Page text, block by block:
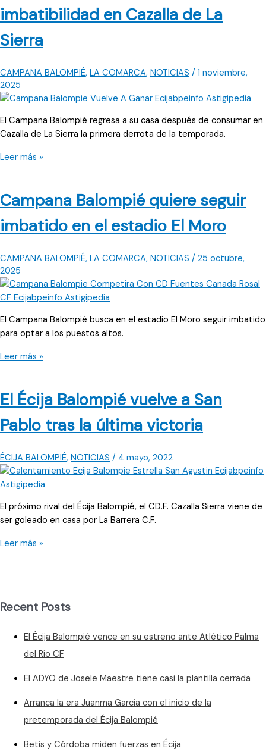
Rosal
imbatibilidad en Cazalla de La
Sierra
CAMPANA BALOMPIÉ, LA COMARCA, NOTICIAS / 1 noviembre,
2025
El Campana Balompié regresa a su casa después de consumar en
Cazalla de La Sierra la primera derrota de la temporada.
Campana
la
imbatibilidad
en
de
La
Sierra
Leer más »
Campana Balompié quiere seguir
imbatido en el estadio El Moro
CAMPANA BALOMPIÉ, LA COMARCA, NOTICIAS / 25 octubre,
2025
El Campana Balompié busca en el estadio El Moro seguir imbatido
para optar a los puestos altos.
Campana
seguir
en
estadio
El
Moro
Leer más »
El Écija Balompié vuelve a San
Pablo tras la última victoria
ÉCIJA BALOMPIÉ, NOTICIAS / 4 mayo, 2022
El próximo rival del Écija Balompié, el CD.F. Cazalla Sierra viene de
ser goleado en casa por La Barrera C.F.
El
San
tras
victoria
Leer más »
Recent Posts
El Écija Balompié vence en su estreno ante Atlético Palma
del Río CF
El ADYO de Josele Maestre tiene casi la plantilla cerrada
Arranca la era Juanma García con el inicio de la
pretemporada del Écija Balompié
Betis y Córdoba miden fuerzas en Écija